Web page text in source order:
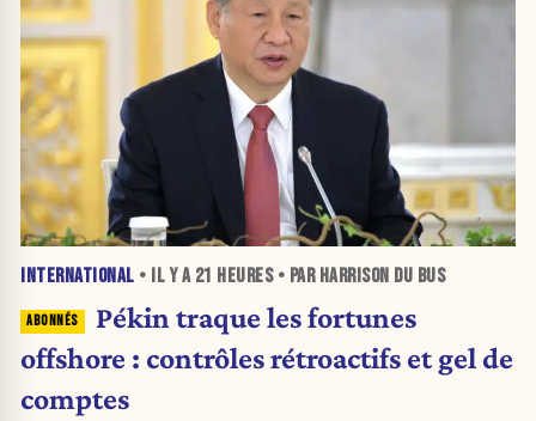
INTERNATIONAL • IL Y A 21 HEURES• PAR HARRISON DU BUS
Pékin traque les fortunes
offshore : contrôles rétroactifs et gel de
comptes